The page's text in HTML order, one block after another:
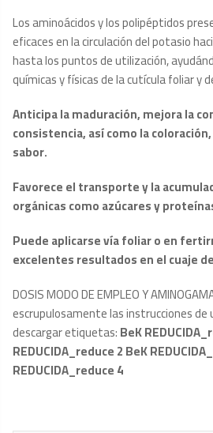
Los aminoácidos y los polipéptidos
eficaces en la circulación del potasio
hasta los puntos de utilización,
químicas y físicas de la cutícula foliar y
Anticipa la maduración, mejora la
consistencia, así como la
sabor.
Favorece el transporte y la
orgánicas como azúcares y
Puede aplicarse vía foliar o en
excelentes resultados en el cuaje
DOSIS MODO DE EMPLEO Y
escrupulosamente las instrucciones de
descargar etiquetas:BeK
REDUCIDA_reduce 2BeK
REDUCIDA_reduce 4